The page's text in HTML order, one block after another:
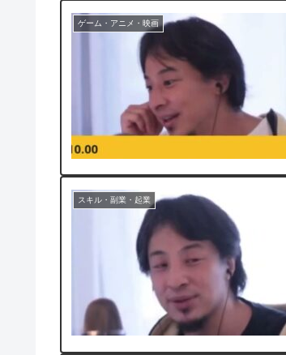
ゲーム・アニメ・映画
スキル・副業・起業